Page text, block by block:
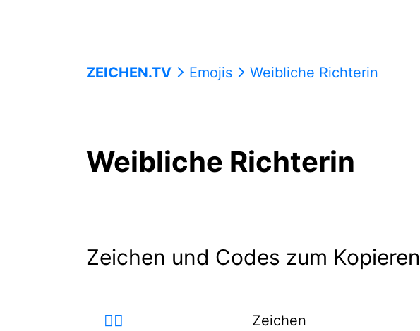
ZEICHEN.TV Emojis Weibliche Richterin
Weibliche Richterin
Zeichen und Codes zum Kopieren
👩‍⚖️ Zeichen